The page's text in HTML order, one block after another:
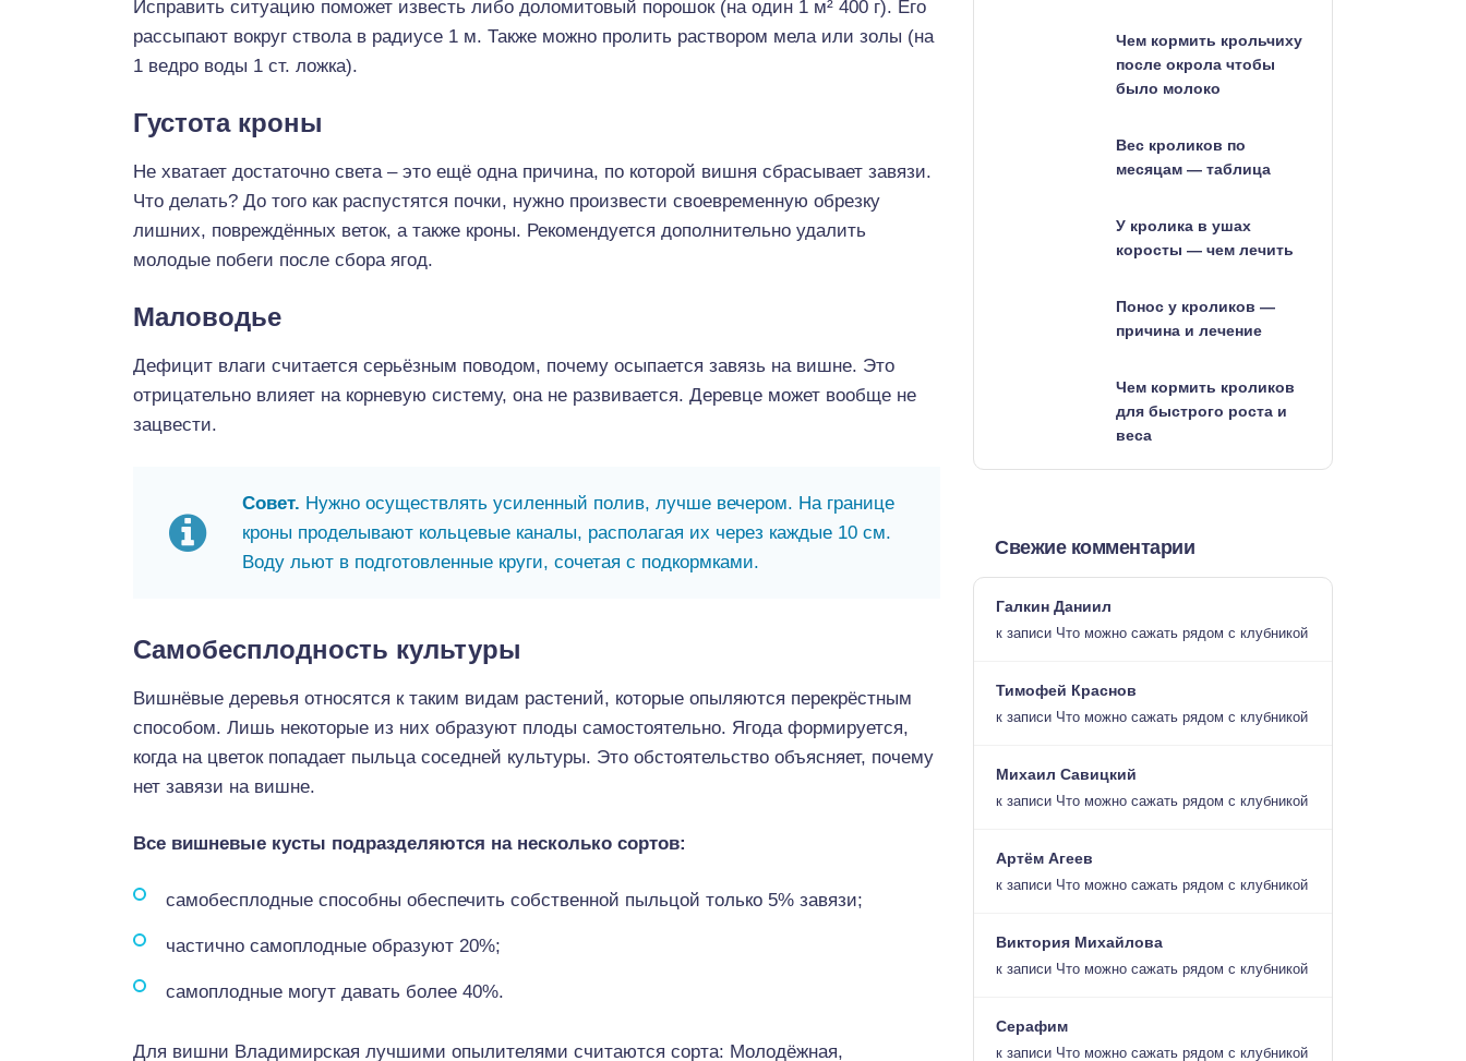
Исправить ситуацию поможет известь либо доломитовый порошок (на один 1 м² 400 г). Его
рассыпают вокруг ствола в радиусе 1 м. Также можно пролить раствором мела или золы (на
1 ведро воды 1 ст. ложка).
Густота кроны
Не хватает достаточно света – это ещё одна причина, по которой вишня сбрасывает завязи.
Что делать? До того как распустятся почки, нужно произвести своевременную обрезку
лишних, повреждённых веток, а также кроны. Рекомендуется дополнительно удалить
молодые побеги после сбора ягод.
Маловодье
Дефицит влаги считается серьёзным поводом, почему осыпается завязь на вишне. Это
отрицательно влияет на корневую систему, она не развивается. Деревце может вообще не
зацвести.
Совет. Нужно осуществлять усиленный полив, лучше вечером. На границе
кроны проделывают кольцевые каналы, располагая их через каждые 10 см.
Воду льют в подготовленные круги, сочетая с подкормками.
Самобесплодность культуры
Вишнёвые деревья относятся к таким видам растений, которые опыляются перекрёстным
способом. Лишь некоторые из них образуют плоды самостоятельно. Ягода формируется,
когда на цветок попадает пыльца соседней культуры. Это обстоятельство объясняет, почему
нет завязи на вишне.
Все вишневые кусты подразделяются на несколько сортов:
самобесплодные способны обеспечить собственной пыльцой только 5% завязи;
частично самоплодные образуют 20%;
самоплодные могут давать более 40%.
Для вишни Владимирская лучшими опылителями считаются сорта: Молодёжная,
Чем кормить крольчиху
после окрола чтобы
было молоко
Вес кроликов по
месяцам — таблица
У кролика в ушах
коросты — чем лечить
Понос у кроликов —
причина и лечение
Чем кормить кроликов
для быстрого роста и
веса
Свежие комментарии
Галкин Даниил
к записи Что можно сажать рядом с клубникой
Тимофей Краснов
к записи Что можно сажать рядом с клубникой
Михаил Савицкий
к записи Что можно сажать рядом с клубникой
Артём Агеев
к записи Что можно сажать рядом с клубникой
Виктория Михайлова
к записи Что можно сажать рядом с клубникой
Серафим
к записи Что можно сажать рядом с клубникой